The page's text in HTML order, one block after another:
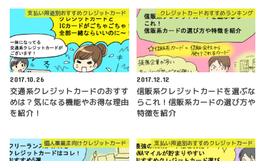
支払い用途別おすすめクレジットカード
2017.10.26
交通系クレジットカードのおすす
めは？気になる機能やお得な理由
を紹介！
クレジットカードおすすめランキング
2017.12.12
信販系クレジットカードを選ぶな
らこれ！信販系カードの選び方や
特徴を紹介
個人事業主向けクレジットカード 支払い用途別おすすめクレジットカード